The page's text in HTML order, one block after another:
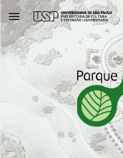
Skip to main content